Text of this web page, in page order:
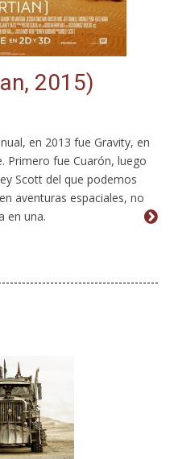
2015)
en 2013 fue Gravity, en
Primero fue Cuarón, luego
Scott del que podemos
aventuras espaciales, no
en una.